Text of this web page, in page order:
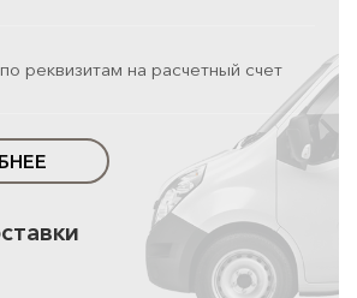
реквизитам на расчетный счет